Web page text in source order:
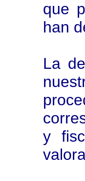
que
han
La
y